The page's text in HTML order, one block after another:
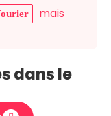
mais
dans le